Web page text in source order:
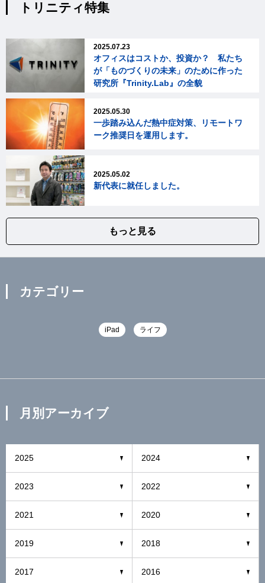
トリニティ特集
2025.07.23
オフィスはコストか、投資か？ 私たち
が「ものづくりの未来」のために作った
研究所『Trinity.Lab』の全貌
2025.05.30
一歩踏み込んだ熱中症対策、リモートワ
ーク推奨日を運用します。
2025.05.02
新代表に就任しました。
もっと見る
カテゴリー
iPad ライフ
月別アーカイブ
2025 2024
2023 2022
2021 2020
2019 2018
2017 2016